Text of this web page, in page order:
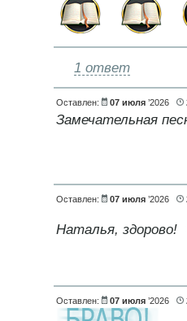
1 ответ
Оставлен: 07 июля’2026
Замечательная
Оставлен: 07 июля’2026
Наталья, здорово!
Оставлен: 07 июля’2026